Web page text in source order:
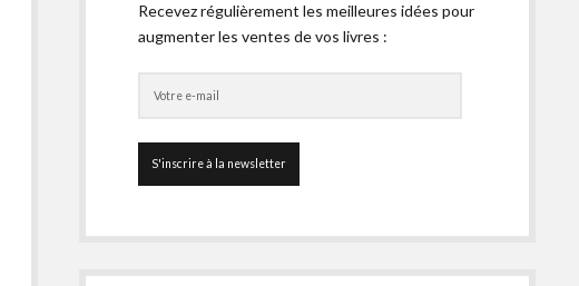
Recevez régulièrement les meilleures idées pour
augmenter les ventes de vos livres :